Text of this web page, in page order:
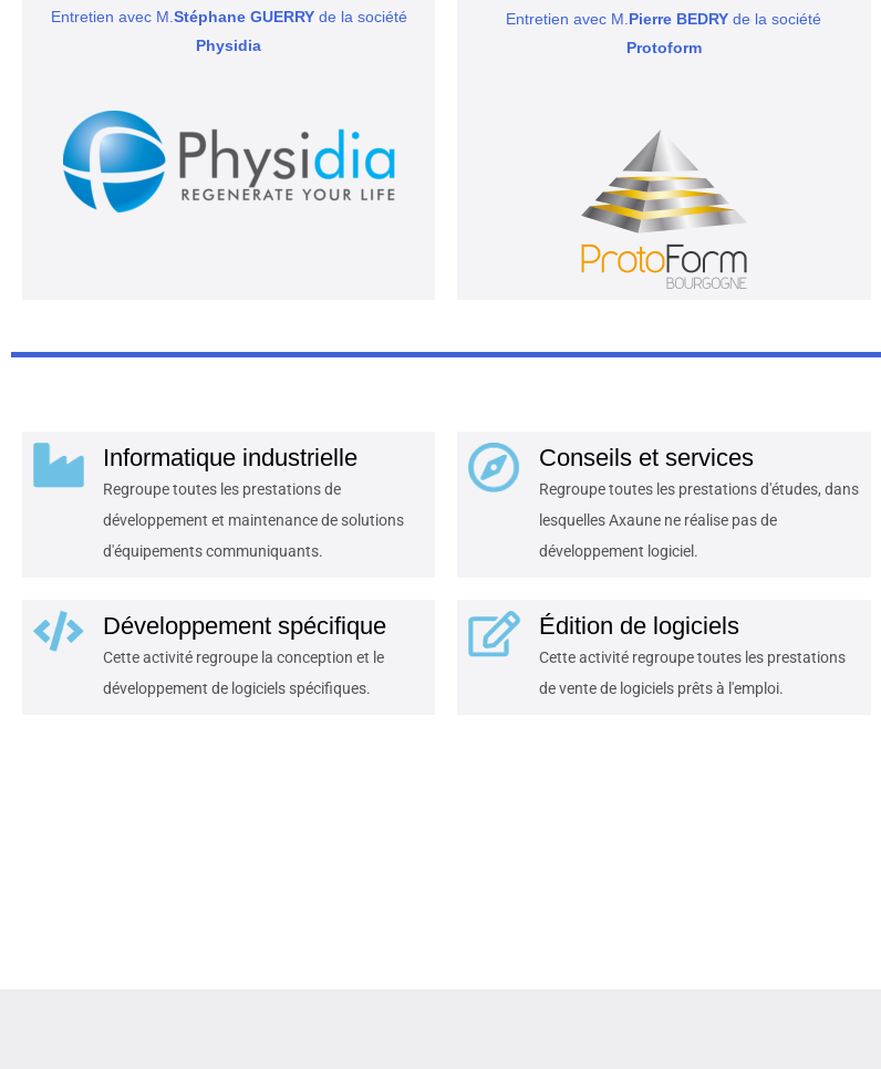
Entretien avec M. Stéphane GUERRYde la société
Physidia
Entretien avec M. Pierre BEDRY de la société
Protoform
Informatique industrielle
Regroupe toutes les prestations de
développement et maintenance de solutions
d'équipements communiquants.
Conseils et services
Regroupe toutes les prestations d'études, dans
lesquelles Axaune ne réalise pas de
développement logiciel.
Développement spécifique
Cette activité regroupe la conception et le
développement de logiciels spécifiques.
Édition de logiciels
Cette activité regroupe toutes les prestations
de vente de logiciels prêts à l'emploi.